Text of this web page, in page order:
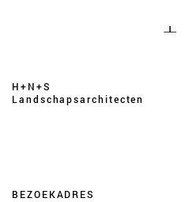
H+N+S
Landschaps­architecten
BEZOEKADRES